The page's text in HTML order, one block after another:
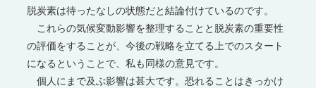
脱炭素は待ったなしの状態だと結論付けているのです。
これらの気候変動影響を整理することと脱炭素の重要性
の評価をすることが、今後の戦略を立てる上でのスタート
になるということで、私も同様の意見です。
個人にまで及ぶ影響は甚大です。恐れることはきっかけ